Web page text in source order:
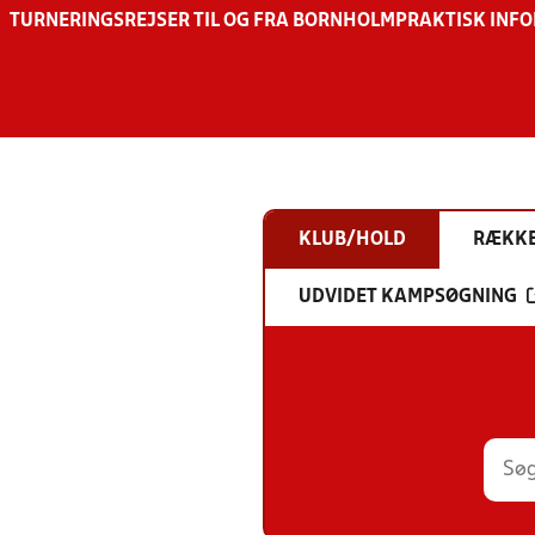
TURNERINGSREJSER TIL OG FRA BORNHOLM PRAKTISK
KLUB/HOLD
UDVIDET KAMPSØGNING